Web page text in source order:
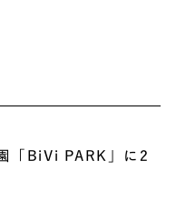
「BiVi PARK」に2